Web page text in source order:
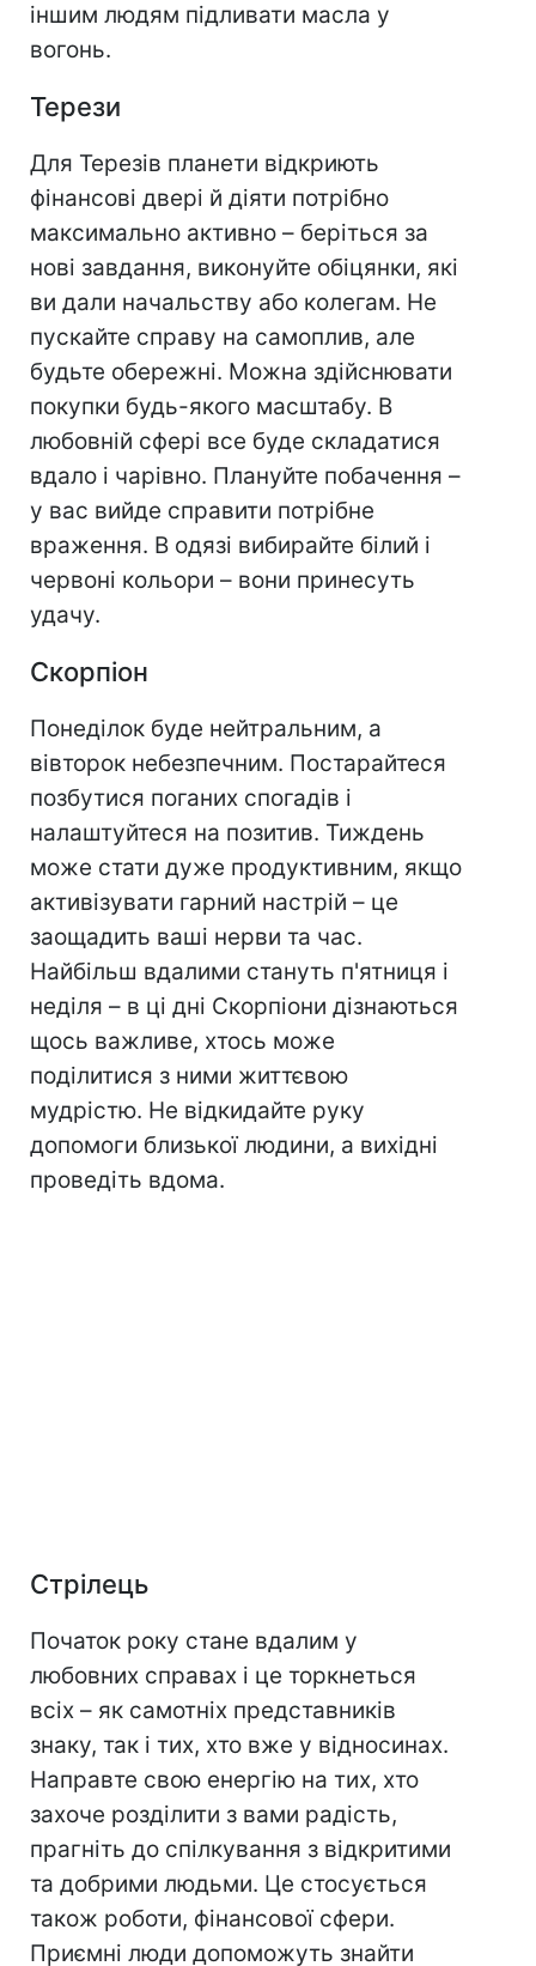
іншим людям підливати масла у
вогонь.
Терези
Для Терезів планети відкриють
фінансові двері й діяти потрібно
максимально активно – беріться за
нові завдання, виконуйте обіцянки, які
ви дали начальству або колегам. Не
пускайте справу на самоплив, але
будьте обережні. Можна здійснювати
покупки будь-якого масштабу. В
любовній сфері все буде складатися
вдало і чарівно. Плануйте побачення –
у вас вийде справити потрібне
враження. В одязі вибирайте білий і
червоні кольори – вони принесуть
удачу.
Скорпіон
Понеділок буде нейтральним, а
вівторок небезпечним. Постарайтеся
позбутися поганих спогадів і
налаштуйтеся на позитив. Тиждень
може стати дуже продуктивним, якщо
активізувати гарний настрій – це
заощадить ваші нерви та час.
Найбільш вдалими стануть п'ятниця і
неділя – в ці дні Скорпіони дізнаються
щось важливе, хтось може
поділитися з ними життєвою
мудрістю. Не відкидайте руку
допомоги близької людини, а вихідні
проведіть вдома.
Стрілець
Початок року стане вдалим у
любовних справах і це торкнеться
всіх – як самотніх представників
знаку, так і тих, хто вже у відносинах.
Направте свою енергію на тих, хто
захоче розділити з вами радість,
прагніть до спілкування з відкритими
та добрими людьми. Це стосується
також роботи, фінансової сфери.
Приємні люди допоможуть знайти